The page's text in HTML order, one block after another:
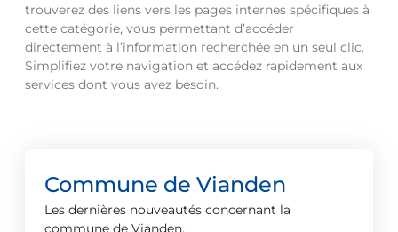
trouverez des liens vers les pages internes spécifiques à
cette catégorie, vous permettant d’accéder
directement à l’information recherchée en un seul clic.
Simplifiez votre navigation et accédez rapidement aux
services dont vous avez besoin.
Commune de Vianden
Les dernières nouveautés concernant la
commune de Vianden.